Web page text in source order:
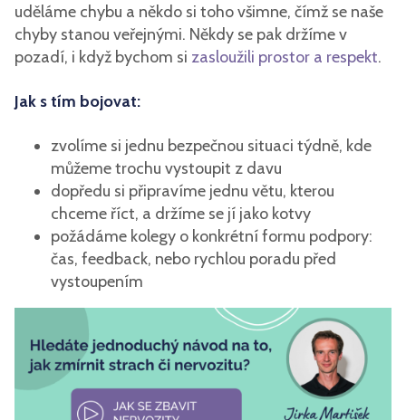
uděláme chybu a někdo si toho všimne, čímž se naše
chyby stanou veřejnými. Někdy se pak držíme v
pozadí, i když bychom si zasloužili prostor a respekt.
Jak s tím bojovat:
zvolíme si jednu bezpečnou situaci týdně, kde
můžeme trochu vystoupit z davu
dopředu si připravíme jednu větu, kterou
chceme říct, a držíme se jí jako kotvy
požádáme kolegy o konkrétní formu podpory:
čas, feedback, nebo rychlou poradu před
vystoupením